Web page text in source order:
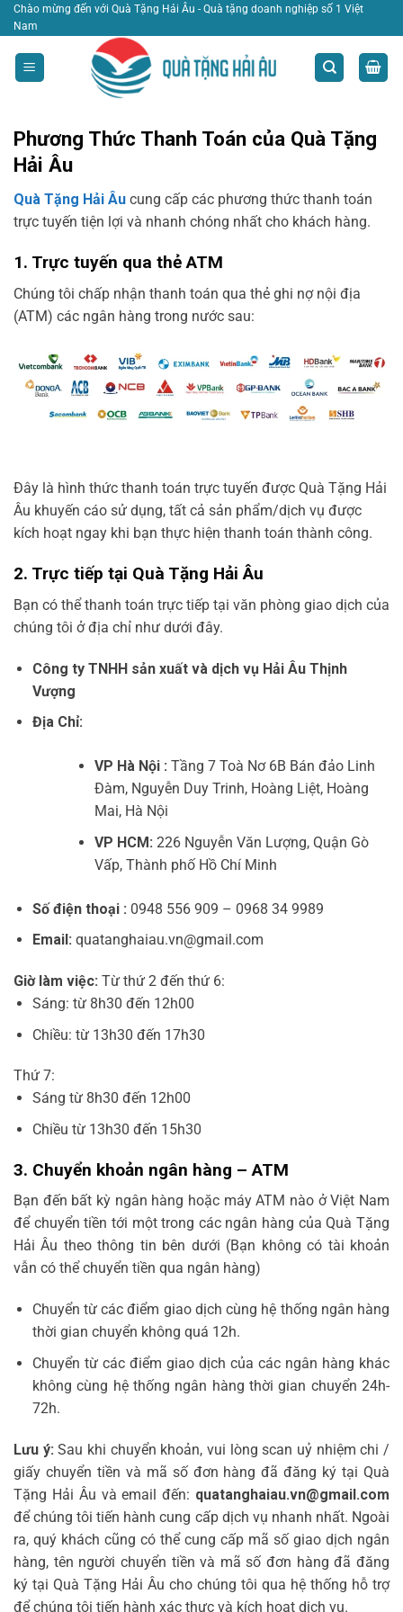
Bỏ
qua
nội
dung
Chào mừng đến với Quà Tặng Hải Âu - Quà tặng doanh nghiệp số 1 Việt
Nam
Phương Thức Thanh Toán của Quà Tặng
Hải Âu
Quà Tặng Hải Âu cung cấp các phương thức thanh toán
trực tuyến tiện lợi và nhanh chóng nhất cho khách hàng.
1. Trực tuyến qua thẻ ATM
Chúng tôi chấp nhận thanh toán qua thẻ ghi nợ nội địa
(ATM) các ngân hàng trong nước sau:
Đây là hình thức thanh toán trực tuyến được Quà Tặng Hải
Âu khuyến cáo sử dụng, tất cả sản phẩm/dịch vụ được
kích hoạt ngay khi bạn thực hiện thanh toán thành công.
2. Trực tiếp tại Quà Tặng Hải Âu
Bạn có thể thanh toán trực tiếp tại văn phòng giao dịch của
chúng tôi ở địa chỉ như dưới đây.
Công ty TNHH sản xuất và dịch vụ Hải Âu Thịnh
Vượng
Địa Chỉ:
VP Hà Nội : Tầng 7 Toà Nơ 6B Bán đảo Linh
Đàm, Nguyễn Duy Trinh, Hoàng Liệt, Hoàng
Mai, Hà Nội
VP HCM: 226 Nguyễn Văn Lượng, Quận Gò
Vấp, Thành phố Hồ Chí Minh
Số điện thoại : 0948 556 909 – 0968 34 9989
Email: quatanghaiau.vn@gmail.com
Giờ làm việc: Từ thứ 2 đến thứ 6:
Sáng: từ 8h30 đến 12h00
Chiều: từ 13h30 đến 17h30
Thứ 7:
Sáng từ 8h30 đến 12h00
Chiều từ 13h30 đến 15h30
3. Chuyển khoản ngân hàng – ATM
Bạn đến bất kỳ ngân hàng hoặc máy ATM nào ở Việt Nam
để chuyển tiền tới một trong các ngân hàng của Quà Tặng
Hải Âu theo thông tin bên dưới (Bạn không có tài khoản
vẫn có thể chuyển tiền qua ngân hàng)
Chuyển từ các điểm giao dịch cùng hệ thống ngân hàng
thời gian chuyển không quá 12h.
Chuyển từ các điểm giao dịch của các ngân hàng khác
không cùng hệ thống ngân hàng thời gian chuyển 24h-
72h.
Lưu ý: Sau khi chuyển khoản, vui lòng scan uỷ nhiệm chi /
giấy chuyển tiền và mã số đơn hàng đã đăng ký tại Quà
Tặng Hải Âu và email đến: quatanghaiau.vn@gmail.com
để chúng tôi tiến hành cung cấp dịch vụ nhanh nhất. Ngoài
ra, quý khách cũng có thể cung cấp mã số giao dịch ngân
hàng, tên người chuyển tiền và mã số đơn hàng đã đăng
ký tại Quà Tặng Hải Âu cho chúng tôi qua hệ thống hỗ trợ
để chúng tôi tiến hành xác thực và kích hoạt dịch vụ.